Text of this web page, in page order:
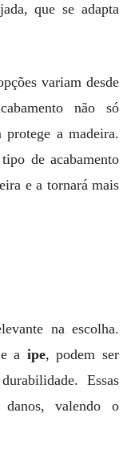
que se adapta
variam desde
não só
a madeira.
de acabamento
e a tornará mais
na escolha.
e a ipe, podem ser
Essas
danos, valendo o